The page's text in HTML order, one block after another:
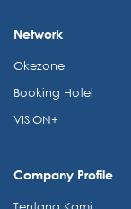
Network
Okezone
Booking Hotel
VISION+
Company Profile